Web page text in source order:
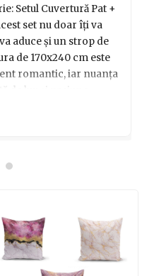
Setul Cuvertură Pat +
set nu doar îți va
aduce și un strop de
de 170x240 cm este
romantic, iar nuanța
de lux și pasiune,